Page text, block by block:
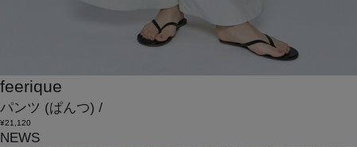
feerique
パンツ (ぱんつ) /
¥21,120
NEWS